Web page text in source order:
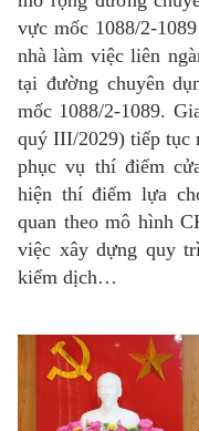
vực mốc 1088/2-
nhà làm việc liên
tại đường chuyên
mốc 1088/2-1089.
quý III/2029) tiếp tục
phục vụ thí điểm
hiện thí điểm lựa
quan theo mô hình
việc xây dựng quy
kiểm dịch…